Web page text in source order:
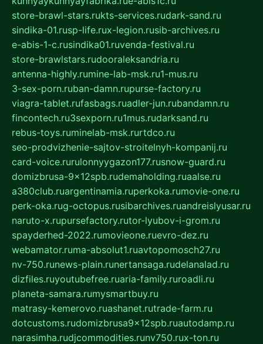
store-brawl-stars.rukts-services.rudark-sand.ru
sindika-01.rusp-life.rux-legion.rusib-archives.ru
e-abis-1-c.rusindika01.ruvenda-festival.ru
store-brawlstars.rudooraleksandria.ru
antenna-highly.rumine-lab-msk.ru1-mus.ru
3-sex-porn.ruban-damn.rupurse-factory.ru
viagra-tablet.rufasbags.ruadler-jun.rubandamn.ru
fincontech.ru3sexporn.ru1mus.rudarksand.ru
rebus-toys.ruminelab-msk.rurtdco.ru
seo-prodvizhenie-sajtov-stroitelnyh-kompanij.ru
card-voice.rurulonnyygazon177.rusnow-guard.ru
domizbrusa-9x12spb.rudemaholding.ruaalse.ru
a380club.ruargentinamia.ruperkoka.rumovie-one.ru
perk-oka.rug-octopus.rusibarchives.ruandreislyusar.ru
naruto-x.rupursefactory.rutor-lyubov-i-grom.ru
spayderhed-2022.rumovieone.ruevro-dez.ru
webamator.ruma-absolut1.ruavtopomosch27.ru
nv-750.runews-plain.runertansaga.rudelanalad.ru
dizfiles.ruyoutubefree.ruaria-family.ruroadli.ru
planeta-samara.rumysmartbuy.ru
matrasy-kemerovo.ruashanet.rutrade-farm.ru
dotcustoms.rudomizbrusa9x12spb.ruautodamp.ru
narasimha.rudjcommodities.runv750.rux-ton.ru